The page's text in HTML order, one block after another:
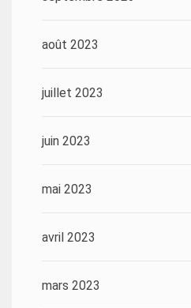
août 2023
juillet 2023
juin 2023
mai 2023
avril 2023
mars 2023